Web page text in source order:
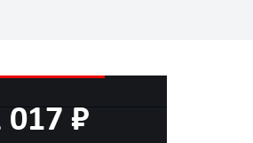
017 ₽